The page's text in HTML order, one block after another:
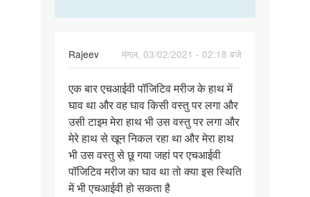
Rajeev
मंगल, 03/02/2021 - 02:18 बजे
एक
बार
एचआईवी
पॉजिटिव
मरीज…
एक बार एचआईवी पॉजिटिव मरीज के हाथ में
घाव था और वह घाव किसी वस्तु पर लगा और
उसी टाइम मेरा हाथ भी उस वस्तु पर लगा और
मेरे हाथ से खून निकल रहा था और मेरा हाथ
भी उस वस्तु से छू गया जहां पर एचआईवी
पॉजिटिव मरीज का घाव था तो क्या इस स्थिति
में भी एचआईवी हो सकता है